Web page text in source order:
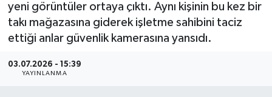
yeni görüntüler ortaya çıktı. Aynı kişinin bu kez bir
takı mağazasına giderek işletme sahibini taciz
ettiği anlar güvenlik kamerasına yansıdı.
03.07.2026 - 15:39
YAYINLANMA
E-Gazete
Haber Arşivi